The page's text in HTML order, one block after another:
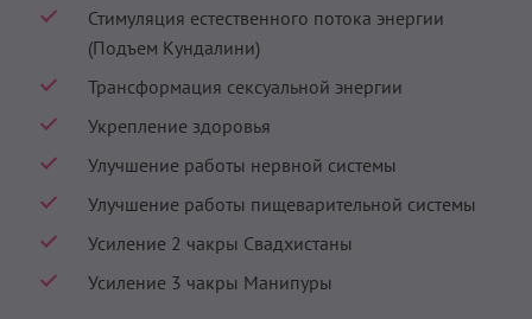
Стимуляция естественного потока энергии
(Подъем Кундалини)
Трансформация сексуальной энергии
Укрепление здоровья
Улучшение работы нервной системы
Улучшение работы пищеварительной системы
Усиление 2 чакры Свадхистаны
Усиление 3 чакры Манипуры